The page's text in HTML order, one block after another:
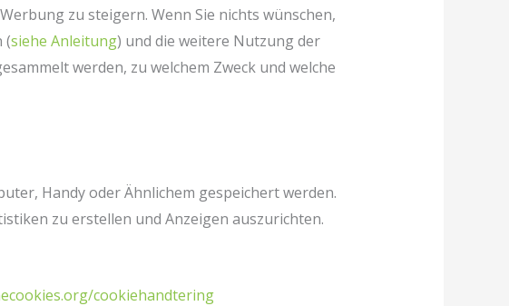
zu steigern. Wenn Sie nichts wünschen,
(siehe Anleitung) und die weitere Nutzung der
werden, zu welchem Zweck und welche
Handy oder Ähnlichem gespeichert werden.
zu erstellen und Anzeigen auszurichten.
cookiehandtering